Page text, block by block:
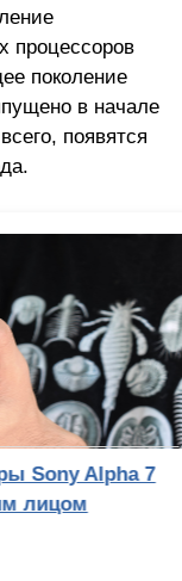
процессоров
поколение
в начале
появятся
Alpha 7